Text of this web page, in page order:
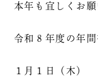
本年も宜しくお願
令和８年度の年
１月１日（木